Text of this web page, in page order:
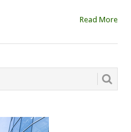
Read More